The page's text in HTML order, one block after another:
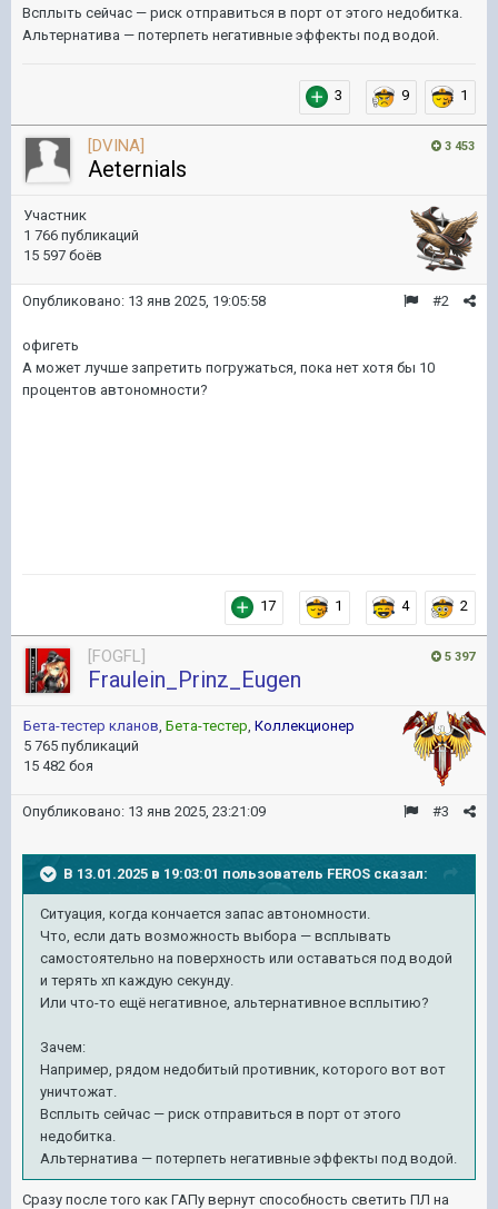
Всплыть сейчас — риск отправиться в порт от этого недобитка.
Альтернатива — потерпеть негативные эффекты под водой.
3 9 1
3 453
[DVINA]
Aeternials
Участник
1 766 публикаций
15 597 боёв
#2
Опубликовано: 13 янв 2025, 19:05:58
офигеть
А может лучше запретить погружаться, пока нет хотя бы 10
процентов автономности?
17 1 4 2
5 397
[FOGFL]
Fraulein_Prinz_Eugen
Бета-тестер кланов Бета-тестер Коллекционер
5 765 публикаций
15 482 боя
#3
Опубликовано: 13 янв 2025, 23:21:09
В 13.01.2025 в 19:03:01 пользователь FEROS сказал:
Ситуация, когда кончается запас автономности.
Что, если дать возможность выбора — всплывать
самостоятельно на поверхность или оставаться под водой
и терять хп каждую секунду.
Или что-то ещё негативное, альтернативное всплытию?
Зачем:
Например, рядом недобитый противник, которого вот вот
уничтожат.
Всплыть сейчас — риск отправиться в порт от этого
недобитка.
Альтернатива — потерпеть негативные эффекты под водой.
Сразу после того как ГАПу вернут способность светить ПЛ на